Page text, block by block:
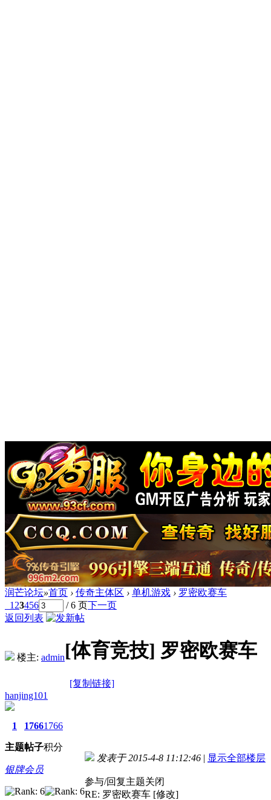
润芒论坛»首页 › 传奇主体区 › 单机游戏 › 罗密欧赛车
1 23456 / 6 页下一页
返回列表
楼主: admin[体育竞技] 罗密欧赛车
[复制链接]
hanjing101
1
主题
1766
帖子
1766
积分
银牌会员
发表于 2015-4-8 11:12:46 | 显示全部楼层
参与/回复主题关闭
RE: 罗密欧赛车 [修改]